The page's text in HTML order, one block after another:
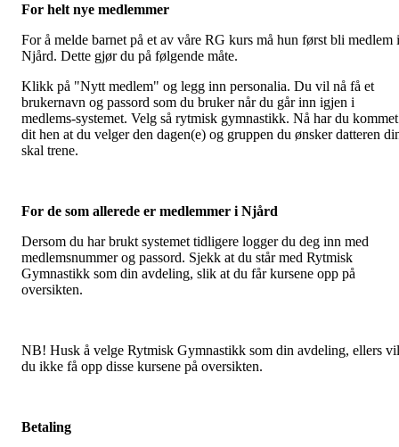
For helt nye medlemmer
For å melde barnet på et av våre RG kurs må hun først bli medlem i
Njård. Dette gjør du på følgende måte.
Klikk på "Nytt medlem" og legg inn personalia. Du vil nå få et
brukernavn og passord som du bruker når du går inn igjen i
medlems-systemet. Velg så rytmisk gymnastikk. Nå har du kommet
dit hen at du velger den dagen(e) og gruppen du ønsker datteren
skal trene.
For de som allerede er medlemmer i Njård
Dersom du har brukt systemet tidligere logger du deg inn med
medlemsnummer og passord. Sjekk at du står med Rytmisk
Gymnastikk som din avdeling, slik at du får kursene opp på
oversikten.
NB! Husk å velge Rytmisk Gymnastikk som din avdeling, ellers vil
du ikke få opp disse kursene på oversikten.
Betaling